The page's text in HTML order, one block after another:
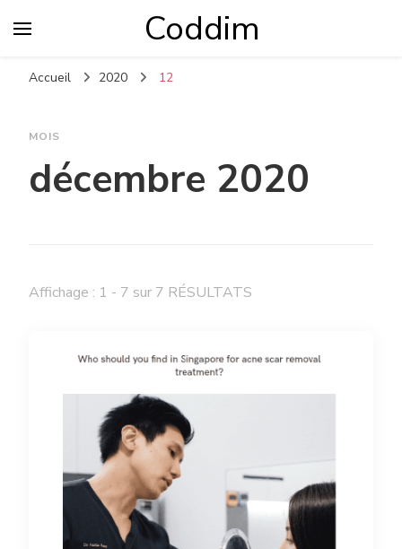
Coddim
Accueil 2020 12
MOIS
décembre 2020
Affichage : 1 - 7 sur 7 RÉSULTATS